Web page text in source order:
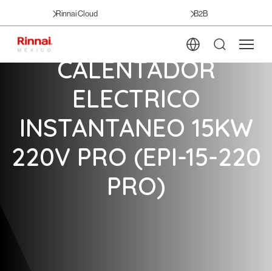
Rinnai Cloud B2B
CALENTADOR
ELECTRICO
INSTANTANEO 15KW
220V PRO (EPI-15-220
PRO)